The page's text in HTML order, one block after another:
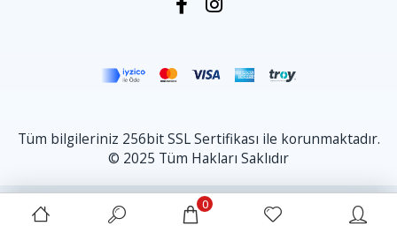
Tüm bilgileriniz 256bit SSL Sertifikası ile korunmaktadır.
© 2025 Tüm Hakları Saklıdır
0